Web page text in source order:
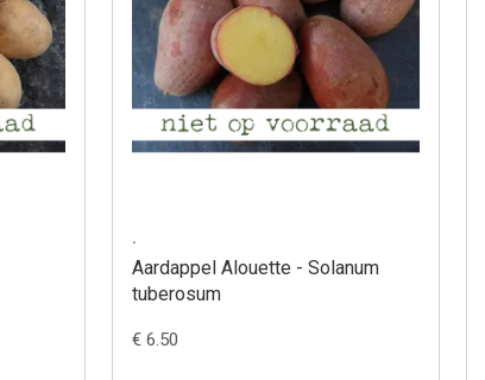
.
Aardappel Alouette - Solanum
tuberosum
€ 6.50